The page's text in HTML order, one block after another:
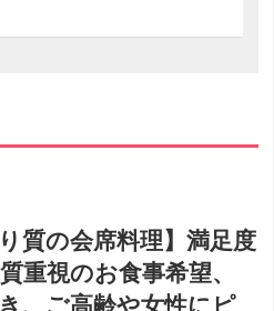
り質の会席料理】満足度
重視のお食事希望、
、ご高齢や女性にピ